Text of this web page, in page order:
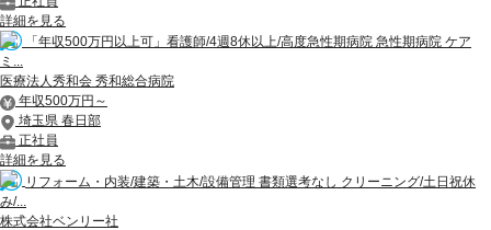
詳細を見る
「年収500万円以上可」看護師/4週8休以上/高度急性期病院 急性期病院 ケア
ミ...
医療法人秀和会 秀和総合病院
年収500万円～
埼玉県 春日部
正社員
詳細を見る
リフォーム・内装/建築・土木/設備管理 書類選考なし クリーニング/土日祝休
み/...
株式会社ベンリー社